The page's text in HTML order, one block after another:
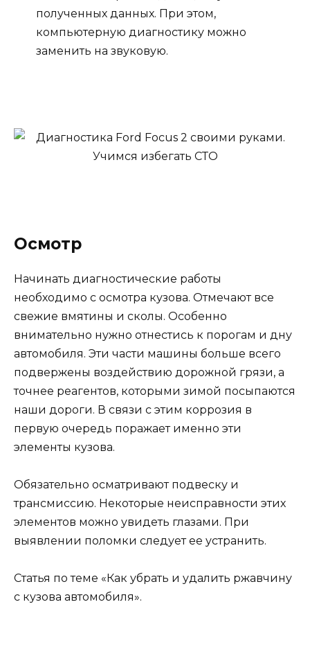
полученных данных. При этом,
компьютерную диагностику можно
заменить на звуковую.
Осмотр
Начинать диагностические работы
необходимо с осмотра кузова. Отмечают все
свежие вмятины и сколы. Особенно
внимательно нужно отнестись к порогам и дну
автомобиля. Эти части машины больше всего
подвержены воздействию дорожной грязи, а
точнее реагентов, которыми зимой посыпаются
наши дороги. В связи с этим коррозия в
первую очередь поражает именно эти
элементы кузова.
Обязательно осматривают подвеску и
трансмиссию. Некоторые неисправности этих
элементов можно увидеть глазами. При
выявлении поломки следует ее устранить.
Статья по теме «Как убрать и удалить ржавчину
с кузова автомобиля».